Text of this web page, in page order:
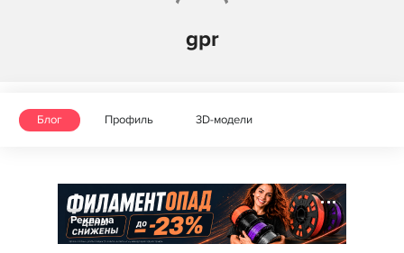
gpr
Блог Профиль 3D-модели
Реклама